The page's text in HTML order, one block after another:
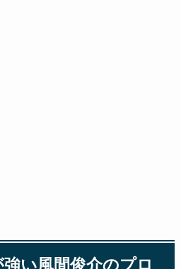
い風間俊介のプロ